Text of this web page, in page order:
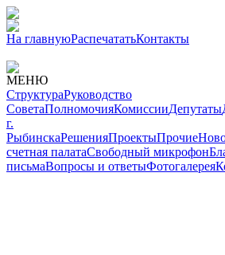
На главнуюРаспечататьКонтакты
МЕНЮ
СтруктураРуководство
СоветаПолномочияКомиссииДепутаты
г.
РыбинскаРешенияПроектыПрочие
счетная палатаСвободный микрофон
письмаВопросы и ответыФотогалерея